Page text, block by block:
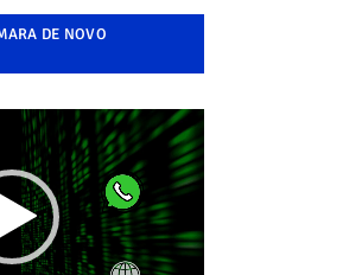
DE NOVO